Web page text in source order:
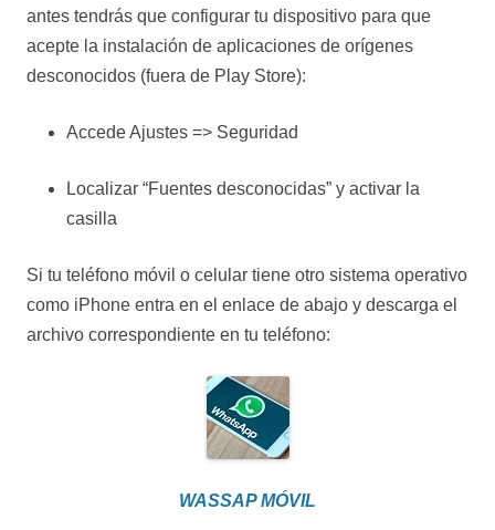
antes tendrás que configurar tu dispositivo para que
acepte la instalación de aplicaciones de orígenes
desconocidos (fuera de Play Store):
Accede Ajustes => Seguridad
Localizar “Fuentes desconocidas” y activar la
casilla
Si tu teléfono móvil o celular tiene otro sistema operativo
como iPhone entra en el enlace de abajo y descarga el
archivo correspondiente en tu teléfono:
WASSAP MÓVIL